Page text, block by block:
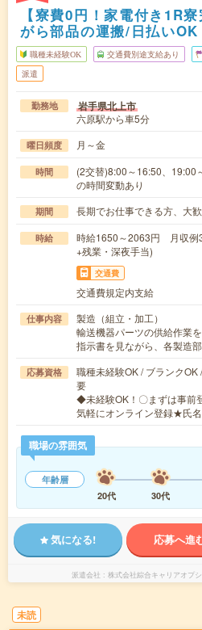
【寮費0円！家電付き1R
がら部品の運搬/日払いOK
職種未経験OK 交通費別途支給あり
派遣
勤務地 岩手県北上市
六原駅から車5分
曜日頻度 月～金
時間
(2交替)8:00～16:50、
の時間変動あり
期間 長期でお仕事できる方、大歓
時給
時給1650～2063円 月収例
+残業・深夜手当)
交通費
交通費規定内支給
仕事内容
製造（組立・加工）
輸送機器パーツの供給作業
指示書を見ながら、各製造
応募資格
職種未経験OK / ブランク
要
◆未経験OK！〇まずは事前
気軽にオンライン登録★氏
職場の雰囲気
年齢層
20代
30代
気になる! 応募へ進
派遣会社 株式会社綜合キャリアオプ
未読